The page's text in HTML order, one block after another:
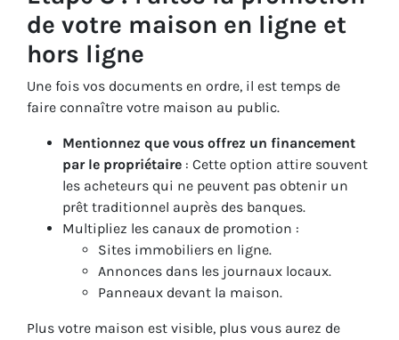
de votre maison en ligne et
hors ligne
Une fois vos documents en ordre, il est temps de
faire connaître votre maison au public.
Mentionnez que vous offrez un financement
par le propriétaire : Cette option attire souvent
les acheteurs qui ne peuvent pas obtenir un
prêt traditionnel auprès des banques.
Multipliez les canaux de promotion :
Sites immobiliers en ligne.
Annonces dans les journaux locaux.
Panneaux devant la maison.
Plus votre maison est visible, plus vous aurez de